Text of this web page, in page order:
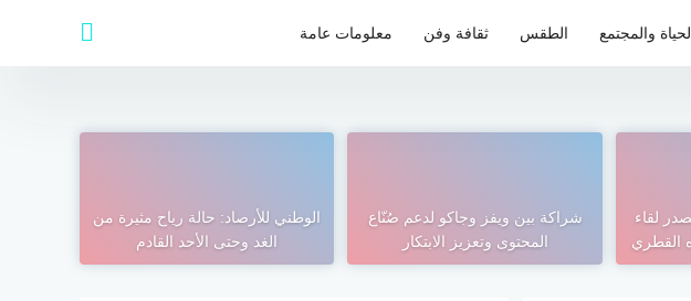
والمجتمع الطقس ثقافة وفن معلومات عامة
لقاء
القطري
شراكة بين ويفز وجاكو لدعم صُنّاع
المحتوى وتعزيز الابتكار
الوطني للأرصاد: حالة رياح مثيرة من
الغد وحتى الأحد القادم